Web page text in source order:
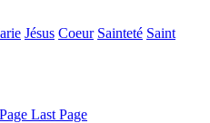
Jésus Coeur Sainteté Saint
Last Page